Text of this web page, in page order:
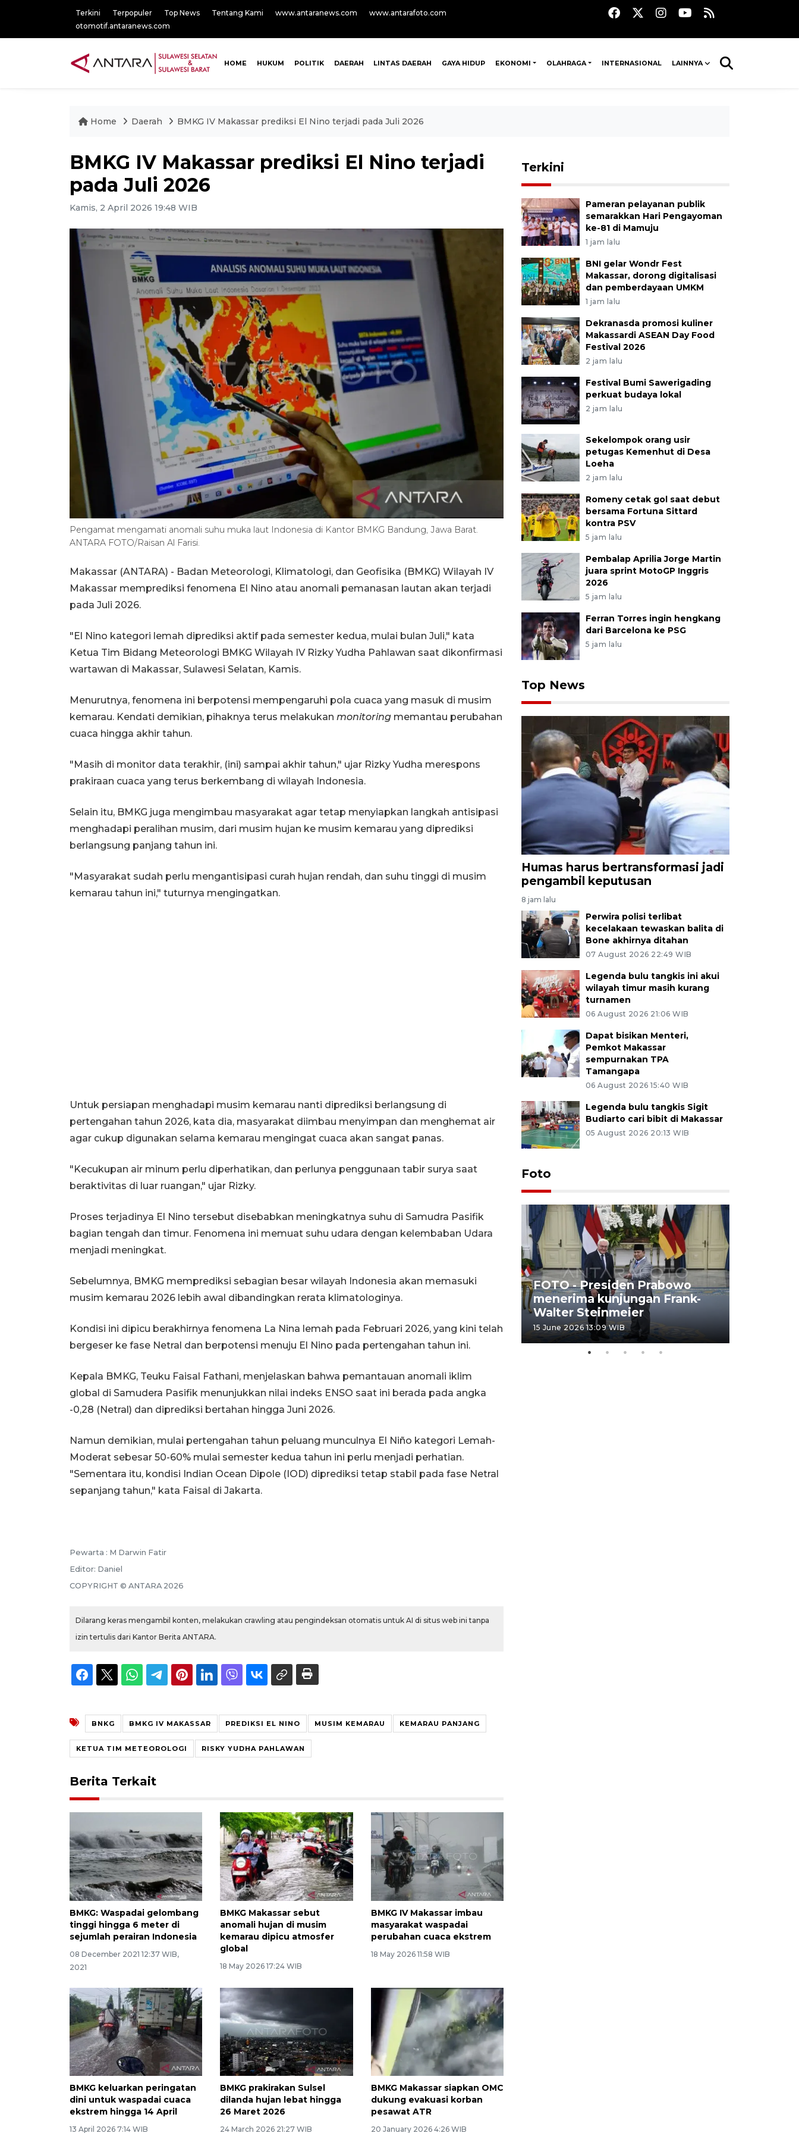
Terkini Terpopuler Top News Tentang Kami www.antaranews.com
www.antarafoto.com
otomotif.antaranews.com
HOME HUKUM POLITIK DAERAH LINTAS DAERAH GAYA HIDUP EKONOMI OLAHRAGA INTERNASIONAL LAINNYA
Home Daerah BMKG IV Makassar prediksi El Nino terjadi pada Juli 2026
BMKG IV Makassar prediksi El Nino terjadi
pada Juli 2026
Kamis, 2 April 2026 19:48 WIB
Pengamat mengamati anomali suhu muka laut Indonesia di Kantor BMKG Bandung, Jawa Barat.
ANTARA FOTO/Raisan Al Farisi.
Makassar (ANTARA) - Badan Meteorologi, Klimatologi, dan Geofisika (BMKG) Wilayah IV
Makassar memprediksi fenomena El Nino atau anomali pemanasan lautan akan terjadi
pada Juli 2026.
"El Nino kategori lemah diprediksi aktif pada semester kedua, mulai bulan Juli," kata
Ketua Tim Bidang Meteorologi BMKG Wilayah IV Rizky Yudha Pahlawan saat dikonfirmasi
wartawan di Makassar, Sulawesi Selatan, Kamis.
Menurutnya, fenomena ini berpotensi mempengaruhi pola cuaca yang masuk di musim
kemarau. Kendati demikian, pihaknya terus melakukan monitoring memantau perubahan
cuaca hingga akhir tahun.
"Masih di monitor data terakhir, (ini) sampai akhir tahun," ujar Rizky Yudha merespons
prakiraan cuaca yang terus berkembang di wilayah Indonesia.
Selain itu, BMKG juga mengimbau masyarakat agar tetap menyiapkan langkah antisipasi
menghadapi peralihan musim, dari musim hujan ke musim kemarau yang diprediksi
berlangsung panjang tahun ini.
"Masyarakat sudah perlu mengantisipasi curah hujan rendah, dan suhu tinggi di musim
kemarau tahun ini," tuturnya mengingatkan.
Untuk persiapan menghadapi musim kemarau nanti diprediksi berlangsung di
pertengahan tahun 2026, kata dia, masyarakat diimbau menyimpan dan menghemat air
agar cukup digunakan selama kemarau mengingat cuaca akan sangat panas.
"Kecukupan air minum perlu diperhatikan, dan perlunya penggunaan tabir surya saat
beraktivitas di luar ruangan," ujar Rizky.
Proses terjadinya El Nino tersebut disebabkan meningkatnya suhu di Samudra Pasifik
bagian tengah dan timur. Fenomena ini memuat suhu udara dengan kelembaban Udara
menjadi meningkat.
Sebelumnya, BMKG memprediksi sebagian besar wilayah Indonesia akan memasuki
musim kemarau 2026 lebih awal dibandingkan rerata klimatologinya.
Kondisi ini dipicu berakhirnya fenomena La Nina lemah pada Februari 2026, yang kini telah
bergeser ke fase Netral dan berpotensi menuju El Nino pada pertengahan tahun ini.
Kepala BMKG, Teuku Faisal Fathani, menjelaskan bahwa pemantauan anomali iklim
global di Samudera Pasifik menunjukkan nilai indeks ENSO saat ini berada pada angka
-0,28 (Netral) dan diprediksi bertahan hingga Juni 2026.
Namun demikian, mulai pertengahan tahun peluang munculnya El Niño kategori Lemah-
Moderat sebesar 50-60% mulai semester kedua tahun ini perlu menjadi perhatian.
"Sementara itu, kondisi Indian Ocean Dipole (IOD) diprediksi tetap stabil pada fase Netral
sepanjang tahun," kata Faisal di Jakarta.
Pewarta : M Darwin Fatir
Editor: Daniel
COPYRIGHT © ANTARA 2026
Dilarang keras mengambil konten, melakukan crawling atau pengindeksan otomatis untuk AI di situs web ini tanpa
izin tertulis dari Kantor Berita ANTARA.
BNKG BMKG IV MAKASSAR PREDIKSI EL NINO MUSIM KEMARAU KEMARAU PANJANG
KETUA TIM METEOROLOGI RISKY YUDHA PAHLAWAN
Berita Terkait
BMKG: Waspadai gelombang
tinggi hingga 6 meter di
sejumlah perairan Indonesia
08 December 2021 12:37 WIB,
2021
BMKG Makassar sebut
anomali hujan di musim
kemarau dipicu atmosfer
global
18 May 2026 17:24 WIB
BMKG IV Makassar imbau
masyarakat waspadai
perubahan cuaca ekstrem
18 May 2026 11:58 WIB
BMKG keluarkan peringatan
dini untuk waspadai cuaca
ekstrem hingga 14 April
13 April 2026 7:14 WIB
BMKG prakirakan Sulsel
dilanda hujan lebat hingga
26 Maret 2026
24 March 2026 21:27 WIB
BMKG Makassar siapkan OMC
dukung evakuasi korban
pesawat ATR
20 January 2026 4:26 WIB
Terkini
Pameran pelayanan publik
semarakkan Hari Pengayoman
ke-81 di Mamuju
1 jam lalu
BNI gelar Wondr Fest
Makassar, dorong digitalisasi
dan pemberdayaan UMKM
1 jam lalu
Dekranasda promosi kuliner
Makassardi ASEAN Day Food
Festival 2026
2 jam lalu
Festival Bumi Sawerigading
perkuat budaya lokal
2 jam lalu
Sekelompok orang usir
petugas Kemenhut di Desa
Loeha
2 jam lalu
Romeny cetak gol saat debut
bersama Fortuna Sittard
kontra PSV
5 jam lalu
Pembalap Aprilia Jorge Martin
juara sprint MotoGP Inggris
2026
5 jam lalu
Ferran Torres ingin hengkang
dari Barcelona ke PSG
5 jam lalu
Top News
Humas harus bertransformasi jadi
pengambil keputusan
8 jam lalu
Perwira polisi terlibat
kecelakaan tewaskan balita di
Bone akhirnya ditahan
07 August 2026 22:49 WIB
Legenda bulu tangkis ini akui
wilayah timur masih kurang
turnamen
06 August 2026 21:06 WIB
Dapat bisikan Menteri,
Pemkot Makassar
sempurnakan TPA
Tamangapa
06 August 2026 15:40 WIB
Legenda bulu tangkis Sigit
Budiarto cari bibit di Makassar
05 August 2026 20:13 WIB
Foto
FOTO - Kirab memperingati
HUT ke-80 Raja Keraton
02 April 2026 12:51 WIB
FOTO - Presiden Prabowo
menerima kunjungan Frank-
Walter Steinmeier
15 June 2026 13:09 WIB